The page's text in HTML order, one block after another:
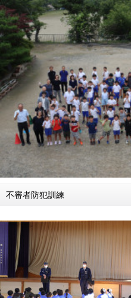
不審者防犯訓練